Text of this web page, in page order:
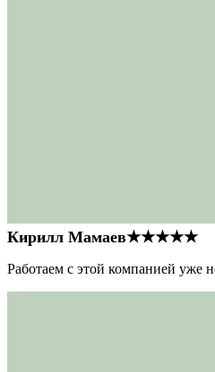
Кирилл Мамаев★★★★★
Работаем с этой компанией уже